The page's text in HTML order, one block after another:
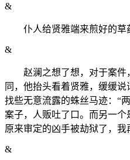
&
仆人给贤雅端来煎好的草
&
赵澜之想了想，对于案件
同，他抬头看着贤雅，缓缓
找些无意流露的蛛丝马迹：“
案子，人贩吐了口。而另一个
原来审定的凶手被劫狱了，
&